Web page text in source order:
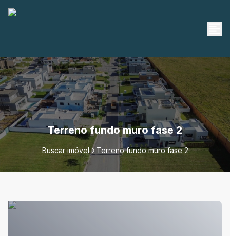
Terreno fundo muro fase 2
Buscar imóvel Terreno fundo muro fase 2